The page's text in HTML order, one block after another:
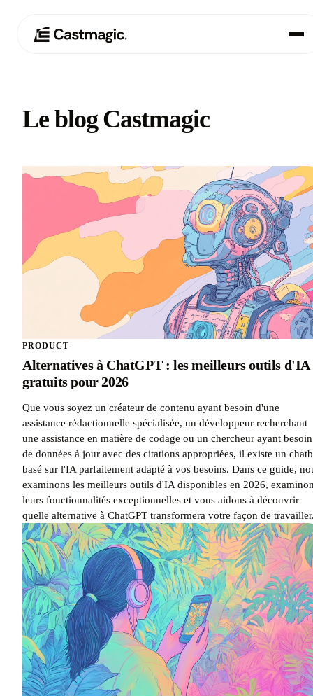
Cas d'utilisation
03 Tarification
À propos de nous
Le blog Castmagic
PRODUCT
Alternatives à ChatGPT : les meilleurs outils d'IA
gratuits pour 2026
Que vous soyez un créateur de contenu ayant besoin d'une
assistance rédactionnelle spécialisée, un développeur recherchant
une assistance en matière de codage ou un chercheur ayant besoin
de données à jour avec des citations appropriées, il existe un
basé sur l'IA parfaitement adapté à vos besoins. Dans ce guide,
examinons les meilleurs outils d'IA disponibles en 2026,
leurs fonctionnalités exceptionnelles et vous aidons à découvrir
quelle alternative à ChatGPT transformera votre façon de